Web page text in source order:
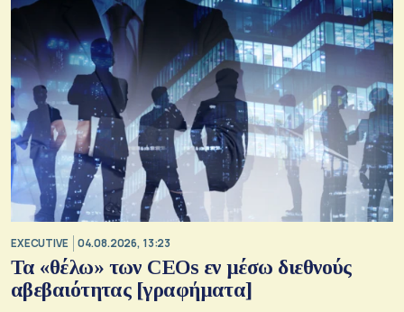
EXECUTIVE 04.08.2026, 13:23
Τα «θέλω» των CEOs εν μέσω διεθνούς
αβεβαιότητας [γραφήματα]